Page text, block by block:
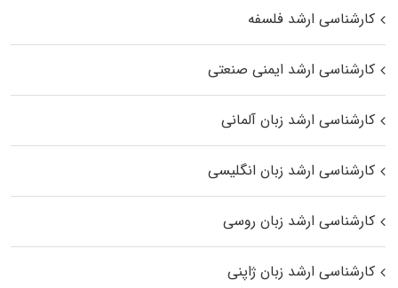
کارشناسی ارشد فلسفه
کارشناسی ارشد ایمنی صنعتی
کارشناسی ارشد زبان آلمانی
کارشناسی ارشد زبان انگلیسی
کارشناسی ارشد زبان روسی
کارشناسی ارشد زبان ژاپنی